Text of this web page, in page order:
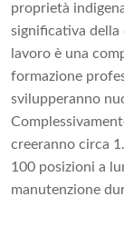
proprietà
significativa della
lavoro è una
formazione
svilupperanno
creeranno circa
100 posizioni a
manutenzione